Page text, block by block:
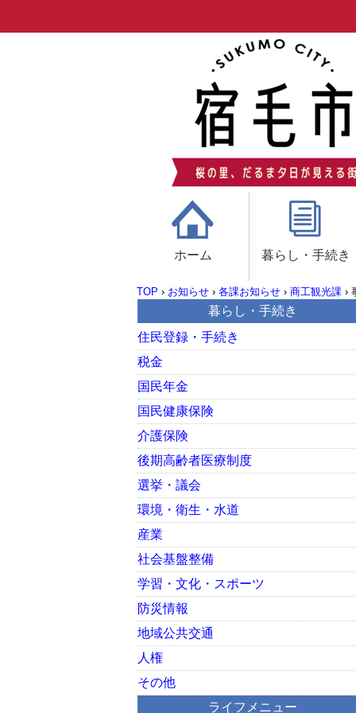
ホーム 暮らし・手続き
TOP › お知らせ › 各課お知らせ › 商工観光課 ›
暮らし・手続き
住民登録・手続き
税金
国民年金
国民健康保険
介護保険
後期高齢者医療制度
選挙・議会
環境・衛生・水道
産業
社会基盤整備
学習・文化・スポーツ
防災情報
地域公共交通
人権
その他
ライフメニュー